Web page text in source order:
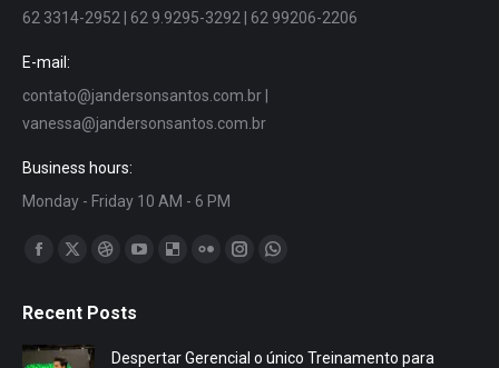
62 3314-2952 | 62 9.9295-3292 | 62 99206-2206
E-mail:
contato@jandersonsantos.com.br|
vanessa@jandersonsantos.com.br
Business hours:
Monday - Friday 10 AM - 6 PM
Encontre-nos em:
Facebook
opens
in
opens
in
Dribbble
opens
in
Delicious
FlickrInstagram
in
Whatsapp
in
Recent Posts
Despertar Gerencial o único Treinamento para